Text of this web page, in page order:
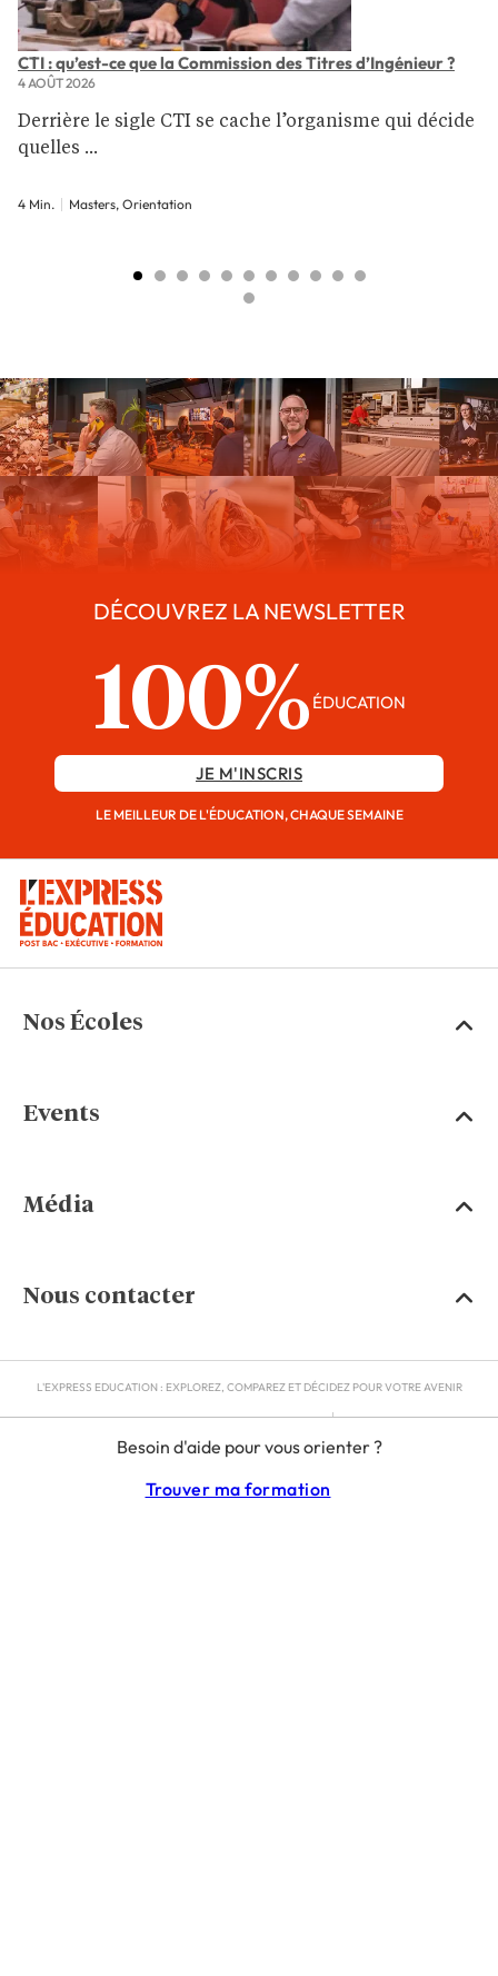
Besoin d'aide pour vous orienter ?
Trouver ma formation
CTI : qu’est-ce que la Commission des Titres d’Ingénieur ?
4 AOÛT 2026
Derrière le sigle CTI se cache l’organisme qui décide
quelles ...
4 Min. Masters, Orientation
DÉCOUVREZ LA NEWSLETTER
100% ÉDUCATION
JE M'INSCRIS
LE MEILLEUR DE L'ÉDUCATION, CHAQUE SEMAINE
Nos Écoles
Events
Média
Nous contacter
L'EXPRESS EDUCATION : EXPLOREZ, COMPAREZ ET DÉCIDEZ POUR VOTRE AVENIR
RGPD